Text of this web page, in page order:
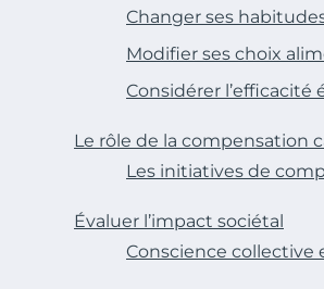
Changer ses
Modifier ses choix
Considérer l’efficacité
Le rôle de la compensation
Les initiatives de
Évaluer l’impact sociétal
Conscience